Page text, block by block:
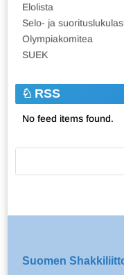
Elolista
Selo- ja
Olympiakomitea
SUEK
RSS
No feed items found.
Suomen